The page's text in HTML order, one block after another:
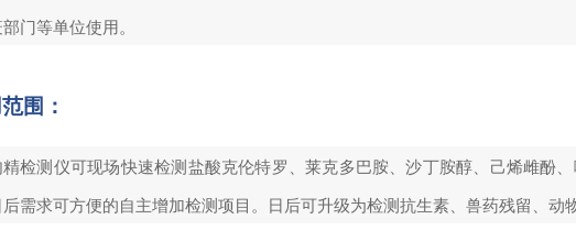
门等单位使用。
围：
检测仪可现场快速检测盐酸克伦特罗、莱克多巴胺、沙丁胺醇、己烯雌酚
需求可方便的自主增加检测项目。日后可升级为检测抗生素、兽药残留、动